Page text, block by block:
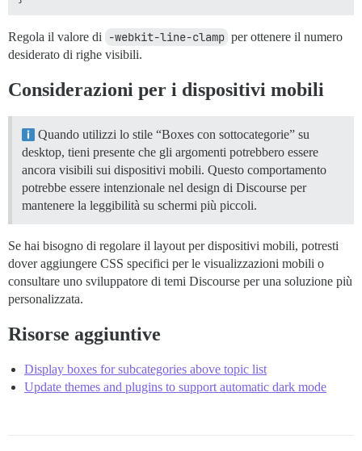
Regola il valore di -webkit-line-clamp per ottenere il numero
desiderato di righe visibili.
Considerazioni per i dispositivi mobili
Quando utilizzi lo stile “Boxes con sottocategorie” su
desktop, tieni presente che gli argomenti potrebbero essere
ancora visibili sui dispositivi mobili. Questo comportamento
potrebbe essere intenzionale nel design di Discourse per
mantenere la leggibilità su schermi più piccoli.
Se hai bisogno di regolare il layout per dispositivi mobili, potresti
dover aggiungere CSS specifici per le visualizzazioni mobili o
consultare uno sviluppatore di temi Discourse per una soluzione più
personalizzata.
Risorse aggiuntive
Display boxes for subcategories above topic list
Update themes and plugins to support automatic dark mode